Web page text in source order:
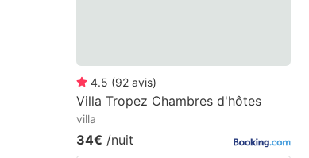
4.5 (92 avis)
Villa Tropez Chambres d'hôtes
villa
34€ /nuit